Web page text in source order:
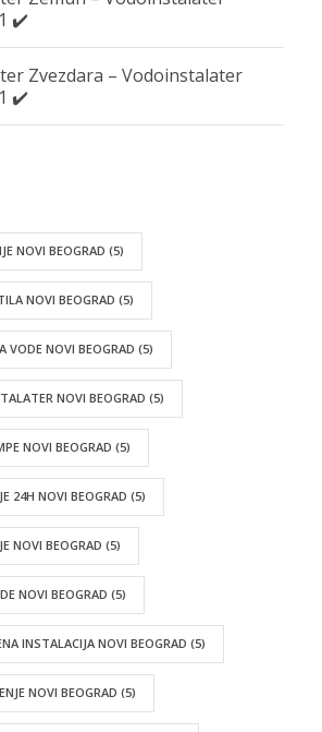
✔️
Zvezdara – Vodoinstalater
✔️
NOVI BEOGRAD (5)
NOVI BEOGRAD (5)
VODE NOVI BEOGRAD (5)
NOVI BEOGRAD (5)
NOVI BEOGRAD (5)
24H NOVI BEOGRAD (5)
NOVI BEOGRAD (5)
NOVI BEOGRAD (5)
INSTALACIJA NOVI BEOGRAD (5)
NOVI BEOGRAD (5)